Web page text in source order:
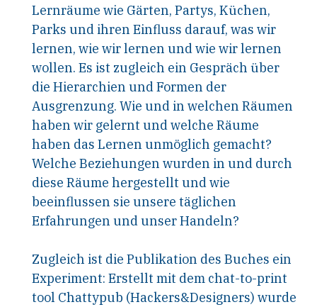
Lernräume wie Gärten, Partys, Küchen,
Parks und ihren Einfluss darauf, was wir
lernen, wie wir lernen und wie wir lernen
wollen. Es ist zugleich ein Gespräch über
die Hierarchien und Formen der
Ausgrenzung. Wie und in welchen Räumen
haben wir gelernt und welche Räume
haben das Lernen unmöglich gemacht?
Welche Beziehungen wurden in und durch
diese Räume hergestellt und wie
beeinflussen sie unsere täglichen
Erfahrungen und unser Handeln?
Zugleich ist die Publikation des Buches ein
Experiment: Erstellt mit dem chat-to-print
tool Chattypub (Hackers&Designers) wurde